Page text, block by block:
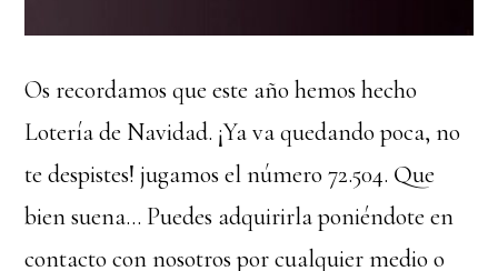
Os recordamos que este año hemos hecho
Lotería de Navidad. ¡Ya va quedando poca, no
te despistes! jugamos el número 72.504. Que
bien suena… Puedes adquirirla poniéndote en
contacto con nosotros por cualquier medio o